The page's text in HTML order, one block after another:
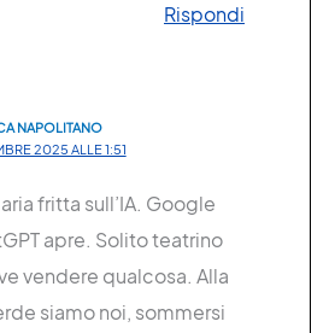
Rispondi
NAPOLITANO
2025 ALLE 1:51
fritta sull’IA. Google
apre. Solito teatrino
vendere qualcosa. Alla
siamo noi, sommersi